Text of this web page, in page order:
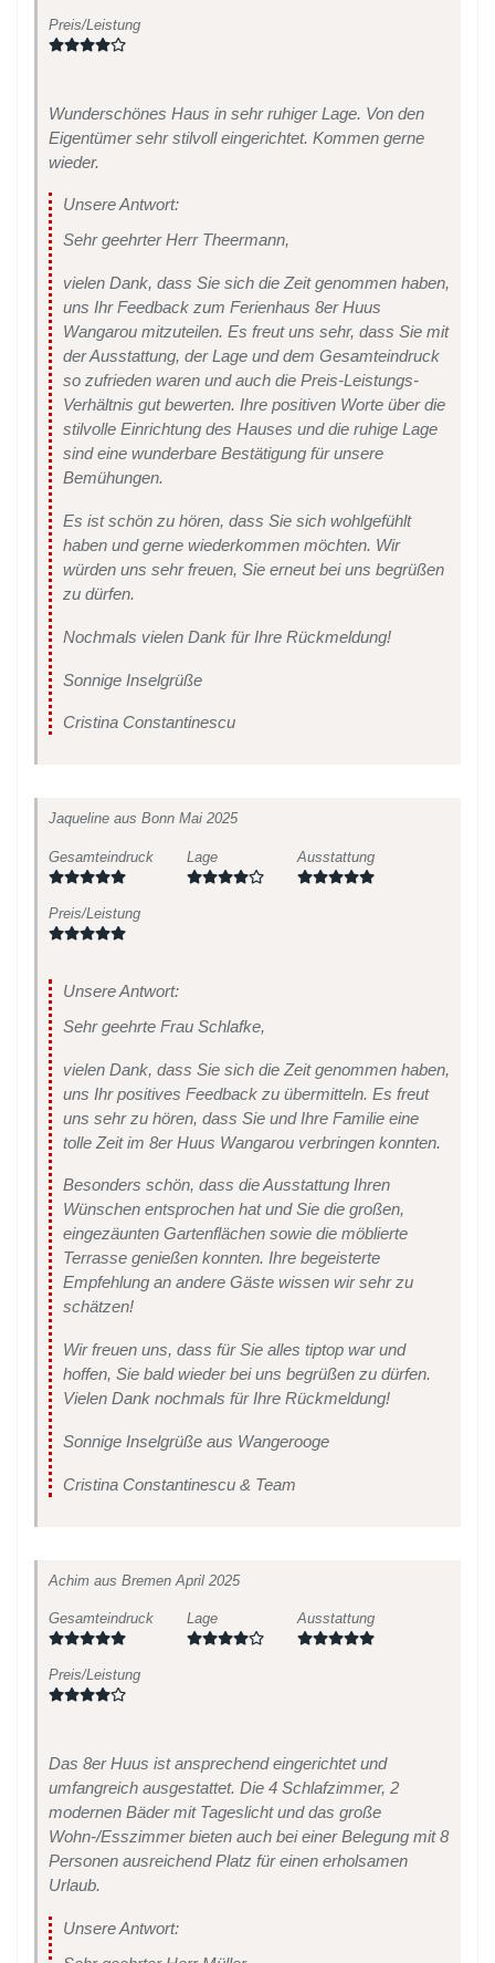
Preis/Leistung
Wunderschönes Haus in sehr ruhiger Lage. Von den
Eigentümer sehr stilvoll eingerichtet. Kommen gerne
wieder.
Unsere Antwort:
Sehr geehrter Herr Theermann,
vielen Dank, dass Sie sich die Zeit genommen haben,
uns Ihr Feedback zum Ferienhaus 8er Huus
Wangarou mitzuteilen. Es freut uns sehr, dass Sie mit
der Ausstattung, der Lage und dem Gesamteindruck
so zufrieden waren und auch die Preis-Leistungs-
Verhältnis gut bewerten. Ihre positiven Worte über die
stilvolle Einrichtung des Hauses und die ruhige Lage
sind eine wunderbare Bestätigung für unsere
Bemühungen.
Es ist schön zu hören, dass Sie sich wohlgefühlt
haben und gerne wiederkommen möchten. Wir
würden uns sehr freuen, Sie erneut bei uns begrüßen
zu dürfen.
Nochmals vielen Dank für Ihre Rückmeldung!
Sonnige Inselgrüße
Cristina Constantinescu
Jaqueline aus Bonn Mai 2025
Gesamteindruck Lage Ausstattung
Preis/Leistung
Unsere Antwort:
Sehr geehrte Frau Schlafke,
vielen Dank, dass Sie sich die Zeit genommen haben,
uns Ihr positives Feedback zu übermitteln. Es freut
uns sehr zu hören, dass Sie und Ihre Familie eine
tolle Zeit im 8er Huus Wangarou verbringen konnten.
Besonders schön, dass die Ausstattung Ihren
Wünschen entsprochen hat und Sie die großen,
eingezäunten Gartenflächen sowie die möblierte
Terrasse genießen konnten. Ihre begeisterte
Empfehlung an andere Gäste wissen wir sehr zu
schätzen!
Wir freuen uns, dass für Sie alles tiptop war und
hoffen, Sie bald wieder bei uns begrüßen zu dürfen.
Vielen Dank nochmals für Ihre Rückmeldung!
Sonnige Inselgrüße aus Wangerooge
Cristina Constantinescu & Team
Achim aus Bremen April 2025
Gesamteindruck Lage Ausstattung
Preis/Leistung
Das 8er Huus ist ansprechend eingerichtet und
umfangreich ausgestattet. Die 4 Schlafzimmer, 2
modernen Bäder mit Tageslicht und das große
Wohn-/Esszimmer bieten auch bei einer Belegung mit 8
Personen ausreichend Platz für einen erholsamen
Urlaub.
Unsere Antwort: